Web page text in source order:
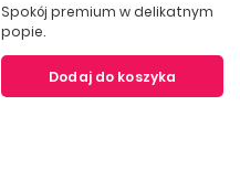
Spokój premium w delikatnym
popie.
Dodaj do koszyka